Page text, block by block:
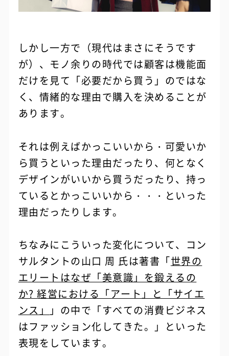
しかし一方で（現代はまさにそうです
が）、モノ余りの時代では顧客は機能面
だけを見て「必要だから買う」のではな
く、情緒的な理由で購入を決めることが
あります。
それは例えばかっこいいから・可愛いか
ら買うといった理由だったり、何となく
デザインがいいから買うだったり、持っ
ているとかっこいいから・・・といった
理由だったりします。
ちなみにこういった変化について、コン
サルタントの山口 周 氏は著書「世界の
エリートはなぜ「美意識」を鍛えるの
か? 経営における「アート」と「サイエ
ンス」
」の中で「すべての消費ビジネス
はファッション化してきた。」といった
表現をしています。